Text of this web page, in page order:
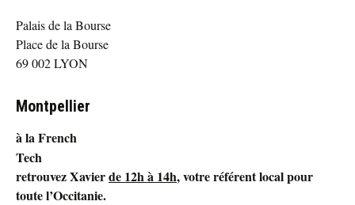
Palais de la Bourse
Place de la Bourse
69 002 LYON
Montpellier
à la French
Tech
retrouvez Xavierde 12h à 14h, votre référent local pour
toute l’Occitanie.